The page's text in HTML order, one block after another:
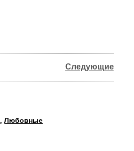
Следующие
,Любовные